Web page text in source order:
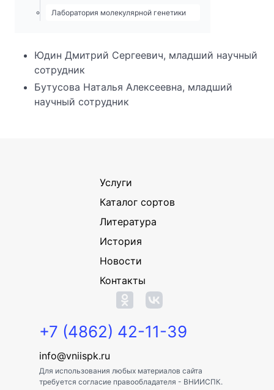
Лаборатория молекулярной генетики
Юдин Дмитрий Сергеевич, младший научный
сотрудник
Бутусова Наталья Алексеевна, младший
научный сотрудник
Услуги
Каталог сортов
Литература
История
Новости
Контакты
+7 (4862) 42-11-39
info@vniispk.ru
Для использования любых материалов сайта
требуется согласие правообладателя - ВНИИСПК.